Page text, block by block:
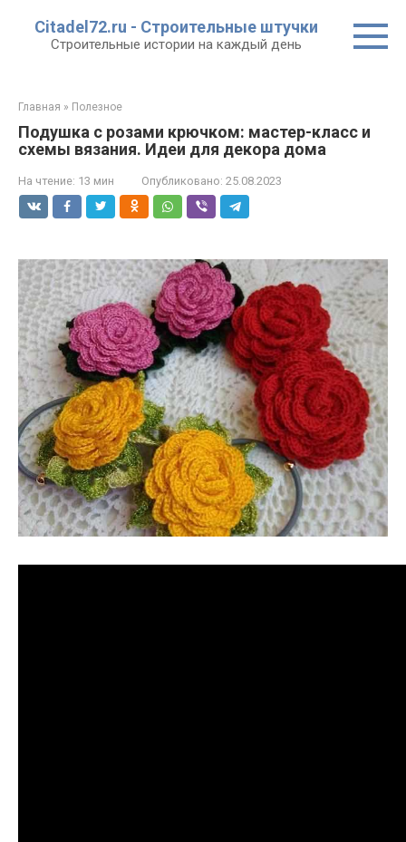
контенту
Citadel72.ru - Строительные штучки
Строительные истории на каждый день
Главная » Полезное
Подушка с розами крючком: мастер-класс и
схемы вязания. Идеи для декора дома
На чтение: 13 мин Опубликовано: 25.08.2023